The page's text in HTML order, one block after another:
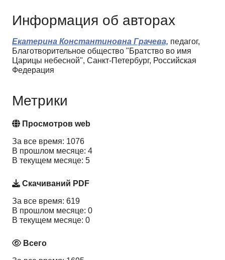
Информация об авторах
Екатерина Константиновна Грачева, педагог,
Благотворительное общество "Братство во имя
Царицы небесной", Санкт-Петербург, Российская
Федерация
Метрики
Просмотров web
За все время: 1076
В прошлом месяце: 4
В текущем месяце: 5
Скачиваний PDF
За все время: 619
В прошлом месяце: 0
В текущем месяце: 0
Всего